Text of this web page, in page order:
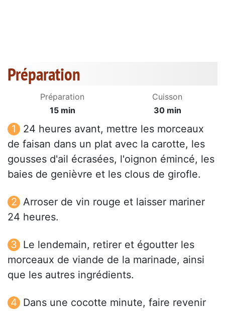
Préparation
Préparation
15 min
Cuisson
30 min
24 heures avant, mettre les morceaux
de faisan dans un plat avec la carotte, les
gousses d'ail écrasées, l'oignon émincé, les
baies de genièvre et les clous de girofle.
Arroser de vin rouge et laisser mariner
24 heures.
Le lendemain, retirer et égoutter les
morceaux de viande de la marinade, ainsi
que les autres ingrédients.
Dans une cocotte minute, faire revenir